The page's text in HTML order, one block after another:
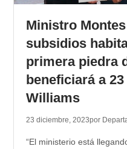
Ministro
subsidios
primera piedra
beneficiará a
Williams
23 diciembre, 2023por
“El ministerio está